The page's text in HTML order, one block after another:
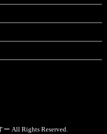
All Rights Reserved.